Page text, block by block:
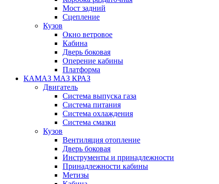
Мост задний
Сцепление
Кузов
Окно ветровое
Кабина
Дверь боковая
Оперение кабины
Платформа
КАМАЗ МАЗ КРАЗ
Двигатель
Система выпуска газа
Система питания
Система охлаждения
Система смазки
Кузов
Вентиляция отопление
Дверь боковая
Инструменты и принадлежности
Принадлежности кабины
Метизы